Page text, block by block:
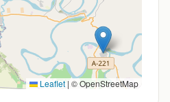
Leaflet | © OpenStreetMap